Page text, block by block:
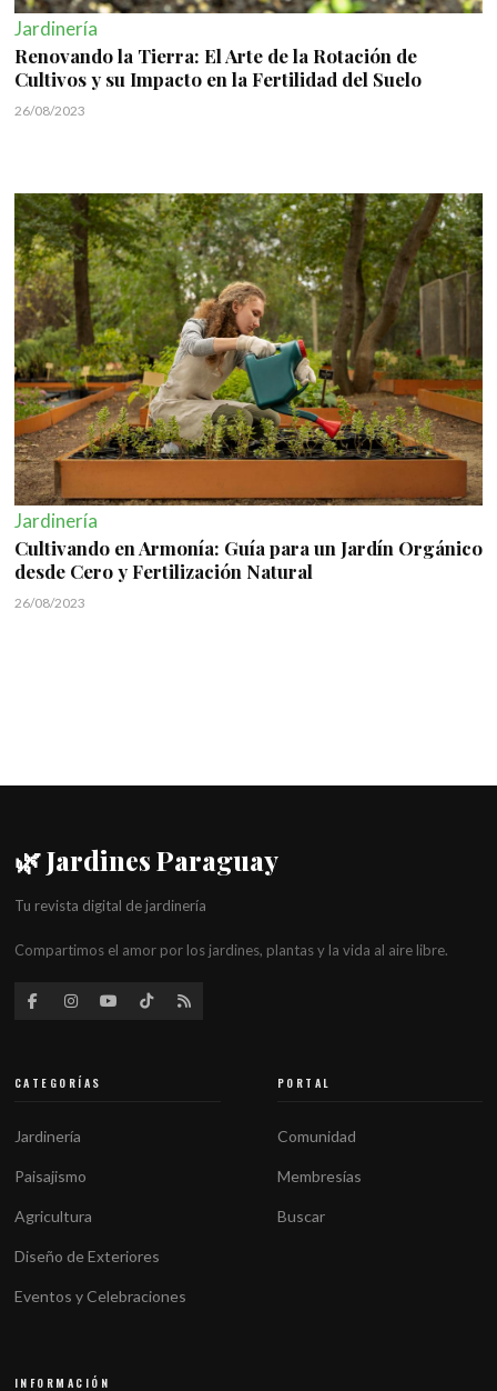
Jardinería
Renovando la Tierra: El Arte de la Rotación de
Cultivos y su Impacto en la Fertilidad del Suelo
26/08/2023
Jardinería
Cultivando en Armonía: Guía para un Jardín Orgánico
desde Cero y Fertilización Natural
26/08/2023
🌿 Jardines Paraguay
Tu revista digital de jardinería
Compartimos el amor por los jardines, plantas y la vida al aire libre.
CATEGORÍAS
Jardinería
Paisajismo
Agricultura
Diseño de Exteriores
Eventos y Celebraciones
PORTAL
Comunidad
Membresías
Buscar
INFORMACIÓN